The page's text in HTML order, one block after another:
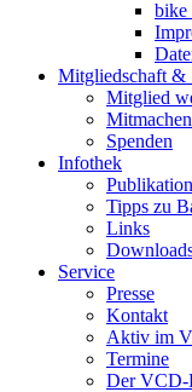
bike
Mitgliedschaft &
Mitglied
Mitmachen
Spenden
Infothek
Tipps zu
Links
Service
Presse
Kontakt
Aktiv im
Termine
Der VCD-